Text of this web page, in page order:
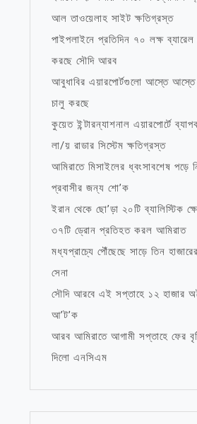
আল তাওয়েলাহ সাইট ক্ষতিগ্রস্ত
পাইপলাইনে প্রতিদিন ৭০ লক্ষ
করছে সৌদি আরব
আবুধাবির এয়ারপোর্টগুলো আস্তে
চালু করছে
কুয়েত ইন্টারন্যাশনাল এয়ারপোর্টে
লা/য় রাডার সিস্টেম ক্ষতিগ্রস্ত
আমিরাতে মিসাইলের ধ্বংসাবশেষ পড়ে
প্রবাসীর জন্য শো’ক
ইরান থেকে ছো’ড়া ২০টি ব্যালিস্টিক
৩৭টি ড্রোন প্রতিহত করল আমিরাত
মধ্যপ্রাচ্যে পৌঁছেছে সাড়ে তিন হাজারের
সেনা
সৌদি আরবে এই সপ্তাহে ১২ হাজার
আ’ট’ক
আরব আমিরাতে আগামী সপ্তাহে ফের
দিলো এনসিএম